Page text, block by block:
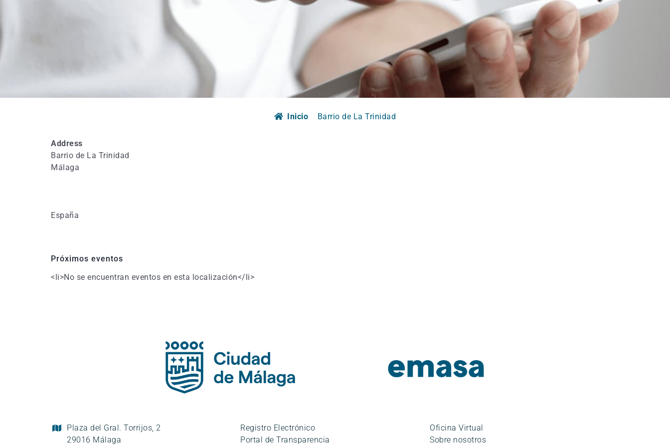
Inicio Barrio de La Trinidad
Address
Barrio de La Trinidad
Málaga
España
Próximos eventos
<li>No se encuentran eventos en esta localización</li>
Plaza del Gral. Torrijos, 2
29016 Málaga
Registro Electrónico
Portal de Transparencia
Oficina Virtual
Sobre nosotros